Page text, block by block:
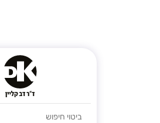
ביטוי חיפוש